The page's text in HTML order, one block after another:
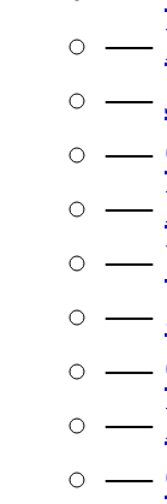
—
—
—
—
—
—
—
—
—